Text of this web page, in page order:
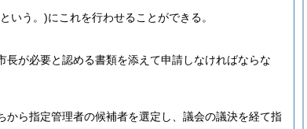
いう。)にこれを行わせることができる。
が必要と認める書類を添えて申請しなければならな
から指定管理者の候補者を選定し、議会の議決を経て指